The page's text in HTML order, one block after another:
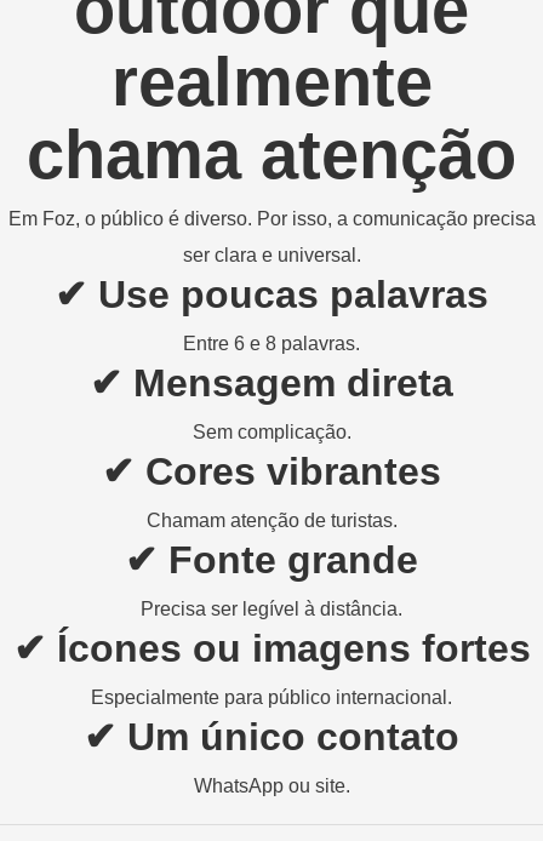
realmente
chama atenção
Em Foz, o público é diverso. Por isso, a comunicação precisa
ser clara e universal.
✔ Use poucas palavras
Entre 6 e 8 palavras.
✔ Mensagem direta
Sem complicação.
✔ Cores vibrantes
Chamam atenção de turistas.
✔ Fonte grande
Precisa ser legível à distância.
✔ Ícones ou imagens fortes
Especialmente para público internacional.
✔ Um único contato
WhatsApp ou site.